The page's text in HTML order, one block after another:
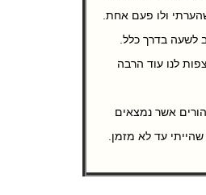
ולו פעם אחת.
לשעה בדרך כלל.
לנו עוד הרבה
אשר נמצאים
עד לא מזמן.